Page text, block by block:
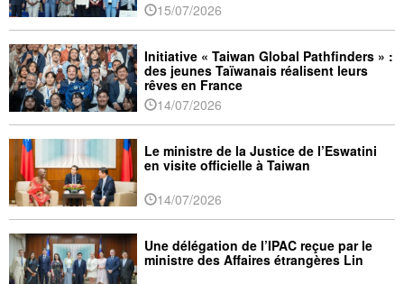
internationaux
15/07/2026
Initiative « Taiwan Global Pathfinders » :
des jeunes Taïwanais réalisent leurs
rêves en France
14/07/2026
Le ministre de la Justice de l’Eswatini
en visite officielle à Taiwan
14/07/2026
Une délégation de l’IPAC reçue par le
ministre des Affaires étrangères Lin